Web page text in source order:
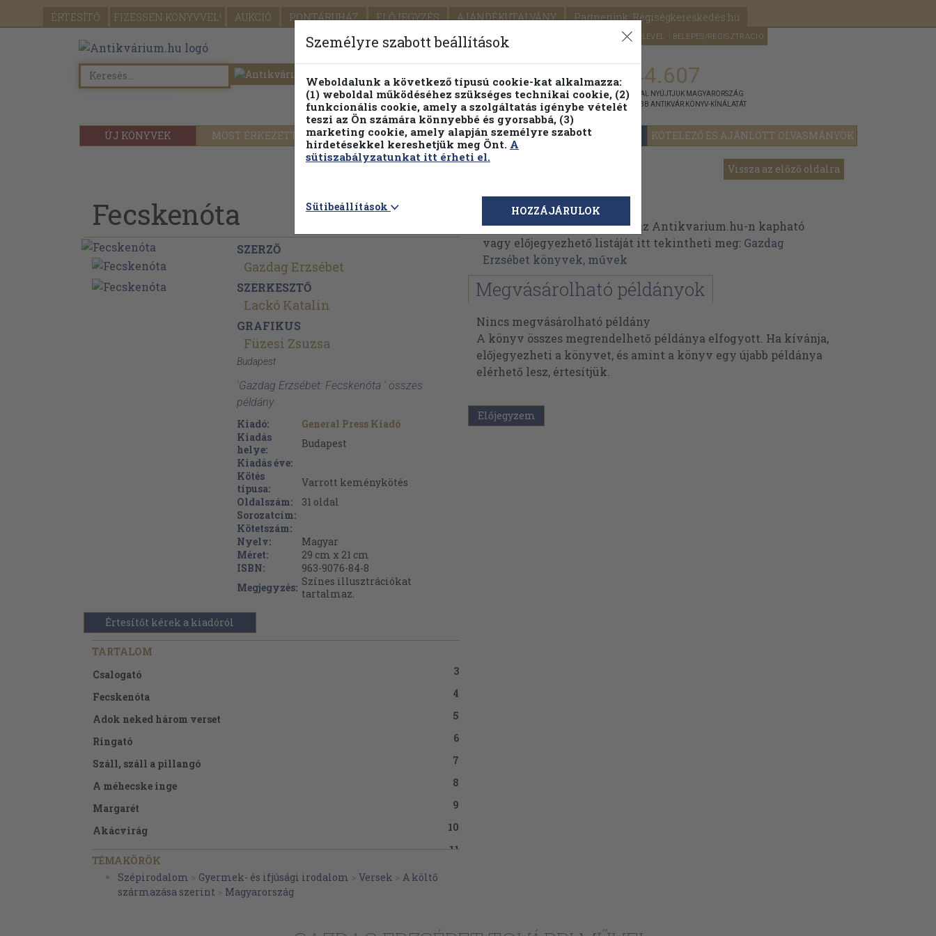
ÉRTESÍTŐ FIZESSEN KÖNYVVEL! AUKCIÓ PONTÁRUHÁZ ELŐJEGYZÉS AJÁNDÉKUTALVÁNY Partnerünk: Régiségkereskedés.hu
SEGÍTSÉG HÍRLEVÉL BELÉPÉS/REGISZTRÁCIÓ
ÚJ KÖNYVEK MOST ÉRKEZETT PILLANATNYI ÁRAINK FENNTARTHATÓ OLVASMÁNYOK KÖTELEZŐ ÉS AJÁNLOTT OLVASMÁNYOK
Részletes kereső Témaköri fa 1.144.607
KIADVÁNNYAL NYÚJTJUK MAGYARORSZÁG
LEGNAGYOBB ANTIKVÁR KÖNYV-KÍNÁLATÁT
Vissza az előző oldalra
Fecskenóta
SZERZŐ
Gazdag Erzsébet
SZERKESZTŐ
Lackó Katalin
GRAFIKUS
Füzesi Zsuzsa
Budapest
'Gazdag Erzsébet: Fecskenóta ' összes
példány
Kiadó:
General Press Kiadó
Kiadás
helye:
Budapest
Kiadás éve:
Kötés
típusa:
Varrott keménykötés
Oldalszám:
31 oldal
Sorozatcím:
Kötetszám:
Nyelv:
Magyar
Méret:
29 cm x 21 cm
ISBN:
963-9076-84-8
Megjegyzés: Színes illusztrációkat
tartalmaz.
Értesítőt kérek a kiadóról
TARTALOM
Csalogató
3
Fecskenóta
4
Adok neked három verset
5
Ringató
6
Száll, száll a pillangó
7
A méhecske inge
8
Margarét
9
Akácvirág
10
Csigaút
11
Pitypangok
Száll a pitypang-bóbita
TÉMAKÖRÖK
Szépirodalom > Gyermek- és ifjúsági irodalom > Versek > A költő
származása szerint > Magyarország
Gazdag Erzsébet
Gazdag Erzsébet műveinek az Antikvarium.hu-n kapható
vagy előjegyezhető listáját itt tekintheti meg: Gazdag
Erzsébet könyvek, művek
Megvásárolható példányok
Nincs megvásárolható példány
A könyv összes megrendelhető példánya elfogyott. Ha kívánja,
előjegyezheti a könyvet, és amint a könyv egy újabb példánya
elérhető lesz, értesítjük.
Előjegyzem
Személyre szabott beállítások
Weboldalunk a következő típusú cookie-kat alkalmazza:
(1) weboldal működéséhez szükséges technikai cookie, (2)
funkcionális cookie, amely a szolgáltatás igénybe vételét
teszi az Ön számára könnyebbé és gyorsabbá, (3)
marketing cookie, amely alapján személyre szabott
hirdetésekkel kereshetjük meg Önt. A
sütiszabályzatunkat itt érheti el.
Sütibeállítások HOZZÁJÁRULOK